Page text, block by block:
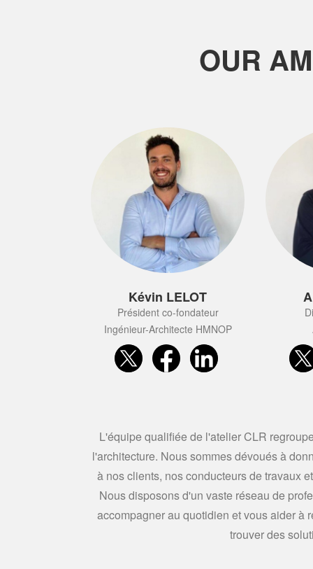
OUR
Kévin LELOT
Président co-fondateur
Ingénieur-Architecte HMNOP
L'équipe qualifiée de l'atelier CLR
l'architecture. Nous sommes dévoués à
à nos clients, nos conducteurs de travaux
Nous disposons d'un vaste réseau de
accompagner au quotidien et vous aider à
trouver des